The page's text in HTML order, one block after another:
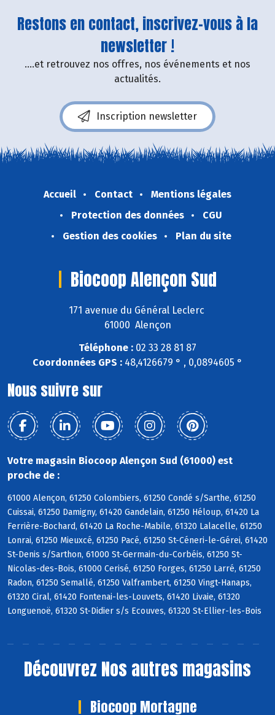
Restons en contact, inscrivez-vous à la
newsletter !
....et retrouvez nos offres, nos événements et nos
actualités.
Inscription newsletter
Accueil Contact
Mentions légales
Protection des données
CGU
Gestion des cookies
Plan du site
Biocoop Alençon Sud
171 avenue du Général Leclerc
61000 Alençon
Téléphone : 02 33 28 81 87
Coordonnées GPS : 48,4126679 ° , 0,0894605 °
Nous suivre sur
Votre magasin Biocoop Alençon Sud (61000) est
proche de :
61000 Alençon, 61250 Colombiers, 61250 Condé s/Sarthe, 61250
Cuissai, 61250 Damigny, 61420 Gandelain, 61250 Héloup, 61420 La
Ferrière-Bochard, 61420 La Roche-Mabile, 61320 Lalacelle, 61250
Lonrai, 61250 Mieuxcé, 61250 Pacé, 61250 St-Céneri-le-Gérei, 61420
St-Denis s/Sarthon, 61000 St-Germain-du-Corbéis, 61250 St-
Nicolas-des-Bois, 61000 Cerisé, 61250 Forges, 61250 Larré, 61250
Radon, 61250 Semallé, 61250 Valframbert, 61250 Vingt-Hanaps,
61320 Ciral, 61420 Fontenai-les-Louvets, 61420 Livaie, 61320
Longuenoë, 61320 St-Didier s/s Ecouves, 61320 St-Ellier-les-Bois
Découvrez Nos autres magasins
Biocoop Mortagne